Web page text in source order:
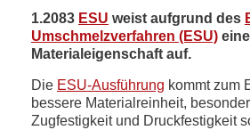
1.2083 ESU weist aufgrund des
Umschmelzverfahren (ESU)
Materialeigenschaft auf.
Die ESU-Ausführung kommt zum
bessere Materialreinheit,
Zugfestigkeit und Druckfestigkeit